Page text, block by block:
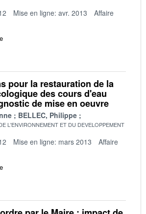
Mise en ligne: avr. 2013
Affaire
pour la restauration de la
des cours d'eau
de mise en oeuvre
BELLEC, Philippe
L'ENVIRONNEMENT ET DU DEVELOPPEMENT
Mise en ligne: mars 2013
Affaire